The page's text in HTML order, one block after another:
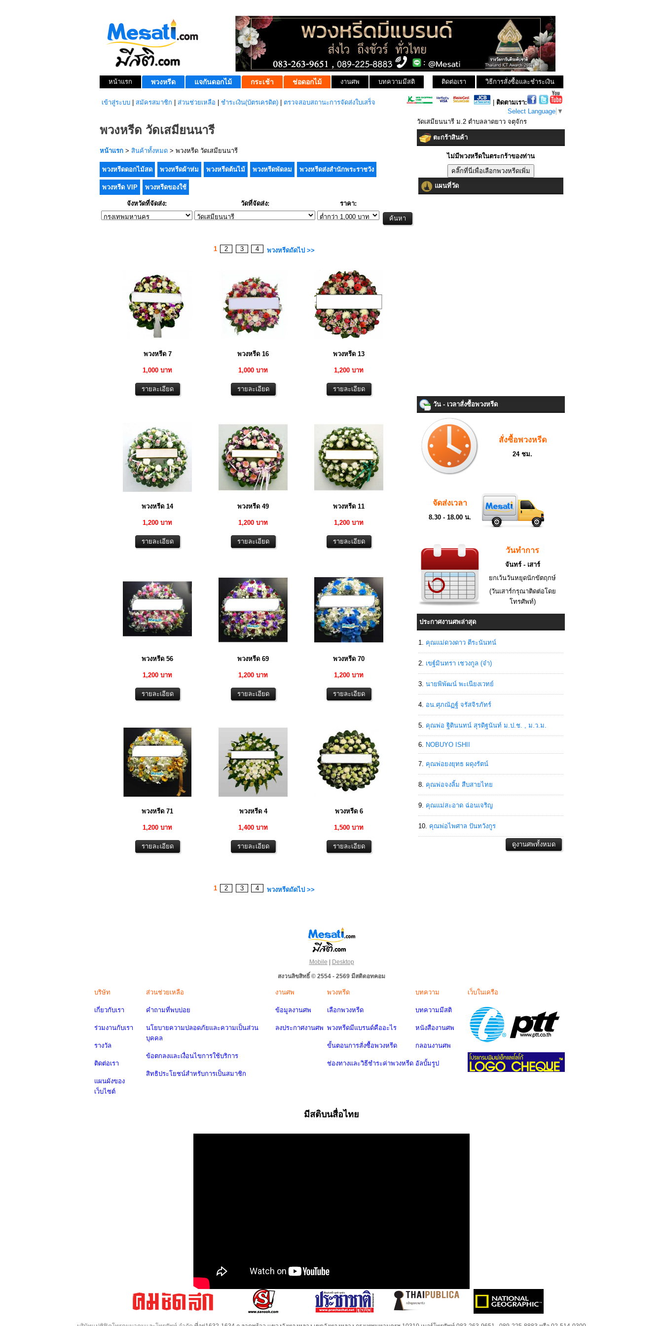
หน้าแรก พวงหรีด แจกันดอกไม้ กระเช้า ช่อดอกไม้ งานศพ บทความมีสติ วิธีการสั่งซื้อและชำระเงิน
ติดต่อเรา
เข้าสู่ระบบ สมัครสมาชิก ส่วนช่วยเหลือ ชำระเงิน(บัตรเครดิต) ตรวจสอบสถานะการจัดส่งใบเสร็จ
ติดตามเรา:
Select Language ▼
พวงหรีด วัดเสมียนนารี
หน้าแรก > สินค้าทั้งหมด > พวงหรีด วัดเสมียนนารี
พวงหรีดดอกไม้สด พวงหรีดผ้าห่ม พวงหรีดต้นไม้ พวงหรีดพัดลม พวงหรีดส่งสำนักพระราชวัง
พวงหรีด VIP พวงหรีดของใช้
จังหวัดที่จัดส่ง: วัดที่จัดส่ง: ราคา:
1 2 3 4 พวงหรีดถัดไป >>
พวงหรีด 7
1,000 บาท
พวงหรีด 16
1,000 บาท
พวงหรีด 13
1,200 บาท
พวงหรีด 14
1,200 บาท
พวงหรีด 49
1,200 บาท
พวงหรีด 11
1,200 บาท
พวงหรีด 56
1,200 บาท
พวงหรีด 69
1,200 บาท
พวงหรีด 70
1,200 บาท
พวงหรีด 71
1,200 บาท
พวงหรีด 4
1,400 บาท
พวงหรีด 6
1,500 บาท
1 2 3 4 พวงหรีดถัดไป >>
วัดเสมียนนารี ม.2 ตำบลลาดยาว จตุจักร
ตะกร้าสินค้า
ไม่มีพวงหรีดในตระกร้าของท่าน
แผนที่วัด
วัน - เวลาสั่งซื้อพวงหรีด
สั่งซื้อพวงหรีด
24 ชม.
จัดส่งเวลา
8.30 - 18.00 น.
วันทำการ
จันทร์ - เสาร์
ยกเว้นวันหยุดนักขัตฤกษ์
(วันเสาร์กรุณาติดต่อโดย
โทรศัพท์)
ประกาศงานศพล่าสุด
คุณแม่ดวงดาว ตีระนันทน์
เขฐ์มินทรา เชวงกูล (จ๋า)
นายพิพัฒน์ พะเนียงเวทย์
อน.ศุภณัฏฐ์ จรัสจิรภัทร์
คุณพ่อ ฐิตินนทน์ สุรดิฐนันท์ ม.ป.ช. , ม.ว.ม.
NOBUYO ISHII
คุณพ่อยงยุทธ ผดุงรัตน์
คุณพ่อจงลิ้ม สืบสายไทย
คุณแม่สะอาด ฉ่อนเจริญ
คุณพ่อไพศาล ปันทวังกูร
Mobile | Desktop
สงวนลิขสิทธิ์ © 2554 - 2569 มีสติดอทคอม
บริษัท
เกี่ยวกับเรา
ร่วมงานกับเรา
รางวัล
ติดต่อเรา
แผนผังของ
เว็บไซต์
ส่วนช่วยเหลือ
คำถามที่พบบ่อย
นโยบายความปลอดภัยและความเป็นส่วน
บุคคล
ข้อตกลงและเงื่อนไขการใช้บริการ
สิทธิประโยชน์สำหรับการเป็นสมาชิก
งานศพ
ข้อมูลงานศพ
ลงประกาศงานศพ
พวงหรีด
เลือกพวงหรีด
พวงหรีดมีแบรนด์คืออะไร
ขั้นตอนการสั่งซื้อพวงหรีด
ช่องทางและวิธีชำระค่าพวงหรีด
บทความ
บทความมีสติ
หนังสืองานศพ
กลอนงานศพ
อัลบั้มรูป
เว็บในเครือ
มีสติบนสื่อไทย